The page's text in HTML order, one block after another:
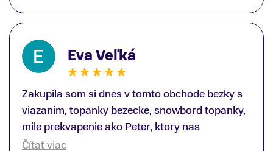
lyžiarskej obuvi, ako aj prilby.. všetko značka
Atomic; Pán Martin Guniš mi svojou
odbornosťou otvoril nové obzory a dozvedel
som sa, vďaka jeho profesionálnemu prístupu k
zákazníkovi, up-to-date informácie o nových
trendoch v lyžiarských technológiách; Z
predajne NajŠport som odchádzal s nakúpom
nového lyžiarského vybavenia nielen ako veľmi
Eva Veľká
Zakupila som si dnes v tomto obchode bezky s
viazanim, topanky bezecke, snowbord topanky,
mile prekvapenie ako Peter, ktory nas
obsluhoval mal prehlad, poradil nam super. Za
Čítať viac